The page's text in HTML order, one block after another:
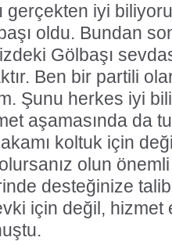
gerçekten iyi
oldu. Bundan
Gölbaşı
Ben bir partili
Şunu herkes iyi
aşamasında da
koltuk için
olun
desteğinize
için değil, hizmet